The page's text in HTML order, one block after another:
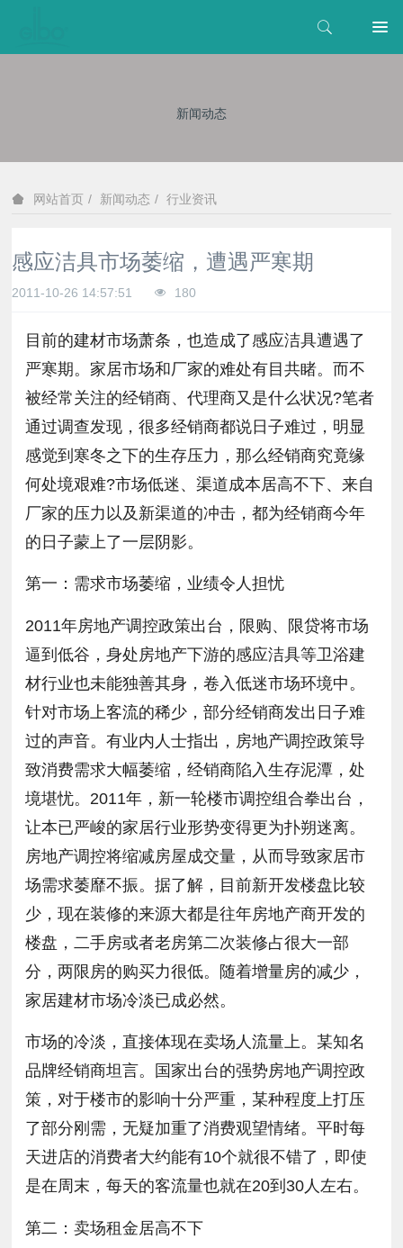
新闻动态
网站首页 新闻动态 行业资讯
感应洁具市场萎缩，遭遇严寒期
2011-10-26 14:57:51 180
目前的建材市场萧条，也造成了感应洁具遭遇了
严寒期。家居市场和厂家的难处有目共睹。而不
被经常关注的经销商、代理商又是什么状况?笔者
通过调查发现，很多经销商都说日子难过，明显
感觉到寒冬之下的生存压力，那么经销商究竟缘
何处境艰难?市场低迷、渠道成本居高不下、来自
厂家的压力以及新渠道的冲击，都为经销商今年
的日子蒙上了一层阴影。
第一：需求市场萎缩，业绩令人担忧
2011年房地产调控政策出台，限购、限贷将市场
逼到低谷，身处房地产下游的感应洁具等卫浴建
材行业也未能独善其身，卷入低迷市场环境中。
针对市场上客流的稀少，部分经销商发出日子难
过的声音。有业内人士指出，房地产调控政策导
致消费需求大幅萎缩，经销商陷入生存泥潭，处
境堪忧。2011年，新一轮楼市调控组合拳出台，
让本已严峻的家居行业形势变得更为扑朔迷离。
房地产调控将缩减房屋成交量，从而导致家居市
场需求萎靡不振。据了解，目前新开发楼盘比较
少，现在装修的来源大都是往年房地产商开发的
楼盘，二手房或者老房第二次装修占很大一部
分，两限房的购买力很低。随着增量房的减少，
家居建材市场冷淡已成必然。
市场的冷淡，直接体现在卖场人流量上。某知名
品牌经销商坦言。国家出台的强势房地产调控政
策，对于楼市的影响十分严重，某种程度上打压
了部分刚需，无疑加重了消费观望情绪。平时每
天进店的消费者大约能有10个就很不错了，即使
是在周末，每天的客流量也就在20到30人左右。
第二：卖场租金居高不下